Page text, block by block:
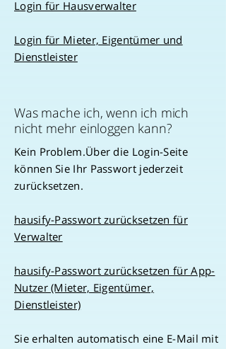
Login für Hausverwalter
Login für Mieter, Eigentümer und
Dienstleister
Was mache ich, wenn ich mich
nicht mehr einloggen kann?
Kein Problem.Über die Login-Seite
können Sie Ihr Passwort jederzeit
zurücksetzen.
hausify-Passwort zurücksetzen für
Verwalter
hausify-Passwort zurücksetzen für App-
Nutzer (Mieter, Eigentümer,
Dienstleister)
Sie erhalten automatisch eine E-Mail mit